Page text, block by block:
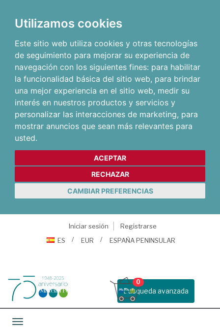
Utilizamos cookies
Este sitio web utiliza cookies y otras tecnologías
de seguimiento para mejorar su experiencia de
navegación con los siguientes fines: para habilitar
la funcionalidad básica del sitio web, para brindar
una mejor experiencia en el sitio web, medir su
interés en nuestros productos y servicios y
personalizar las interacciones de marketing, para
mostrar anuncios que sean más relevantes para
usted.
ACEPTAR
RECHAZAR
CAMBIAR PREFERENCIAS
Iniciar sesión
Registrarse
ES
EUR ESPAÑA PENINSULAR
Busqueda avanzada
0
Toggle navigation